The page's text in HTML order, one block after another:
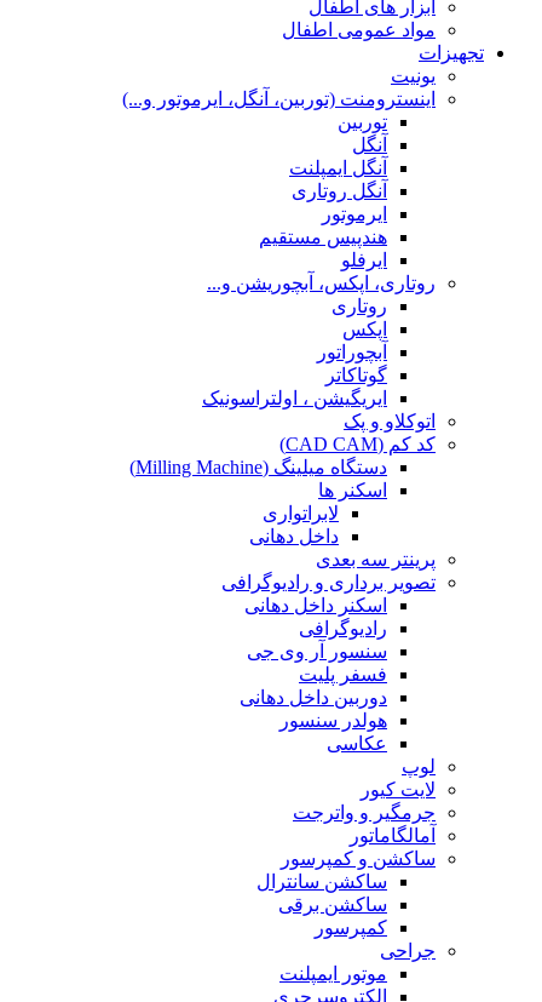
ابزار های اطفال
مواد عمومی اطفال
تجهیزات
یونیت
اینسترومنت (توربین، آنگل، ایرموتور و...)
توربین
آنگل
آنگل ایمپلنت
آنگل روتاری
ایرموتور
هندپیس مستقیم
ایرفلو
روتاری، اپکس، آبچوریشن و...
روتاری
اپکس
آبچوراتور
گوتاکاتر
ایریگیشن ، اولتراسونیک
اتوکلاو و پک
کد کم (CAD CAM)
دستگاه میلینگ (Milling Machine)
اسکنر ها
لابراتواری
داخل دهانی
پرینتر سه بعدی
تصویر برداری و رادیوگرافی
اسکنر داخل دهانی
رادیوگرافی
سنسور آر وی جی
فسفر پلیت
دوربین داخل دهانی
هولدر سنسور
عکاسی
لوپ
لایت کیور
جرمگیر و واترجت
آمالگاماتور
ساکشن و کمپرسور
ساکشن سانترال
ساکشن برقی
کمپرسور
جراحی
موتور ایمپلنت
الکتروسرجری